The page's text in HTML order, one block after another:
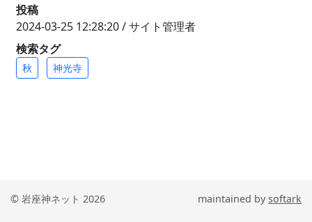
投稿
2024-03-25 12:28:20 / サイト管理者
検索タグ
秋 神光寺
© 岩座神ネット 2026 maintained bysoftark